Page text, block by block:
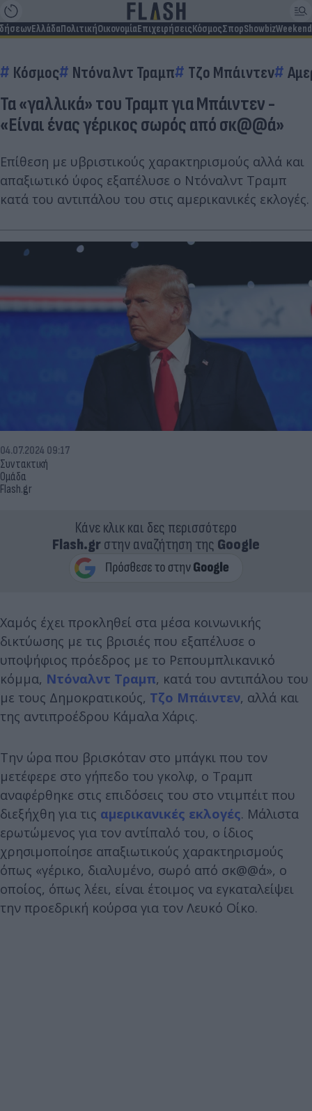
ΕλλάδαΠολιτικήΟικονομίαΕπιχειρήσειςΚόσμοςΣπορShowbizWeekend
Κόσμος Ντόναλντ Τραμπ Τζο Μπάιντεν
Τα «γαλλικά» του Τραμπ για Μπάιντεν -
«Είναι ένας γέρικος σωρός από σκ@@ά»
Επίθεση με υβριστικούς χαρακτηρισμούς αλλά και
απαξιωτικό ύφος εξαπέλυσε ο Ντόναλντ Τραμπ
κατά του αντιπάλου του στις αμερικανικές εκλογές.
Συντακτική
Ομάδα
Flash.gr
04.07.2024 09:17
Κάνε κλικ και δες περισσότερο
Flash.grστην αναζήτηση της Google
Χαμός έχει προκληθεί στα μέσα κοινωνικής
δικτύωσης με τις βρισιές που εξαπέλυσε ο
υποψήφιος πρόεδρος με το Ρεπουμπλικανικό
κόμμα, Ντόναλντ Τραμπ, κατά του αντιπάλου του
με τους Δημοκρατικούς, Τζο Μπάιντεν, αλλά και
της αντιπροέδρου Κάμαλα Χάρις.
Την ώρα που βρισκόταν στο μπάγκι που τον
μετέφερε στο γήπεδο του γκολφ, ο Τραμπ
αναφέρθηκε στις επιδόσεις του στο ντιμπέιτ που
διεξήχθη για τις αμερικανικές εκλογές. Μάλιστα
ερωτώμενος για τον αντίπαλό του, ο ίδιος
χρησιμοποίησε απαξιωτικούς χαρακτηρισμούς
όπως «γέρικο, διαλυμένο, σωρό από σκ@@ά», ο
οποίος, όπως λέει, είναι έτοιμος να εγκαταλείψει
την προεδρική κούρσα για τον Λευκό Οίκο.